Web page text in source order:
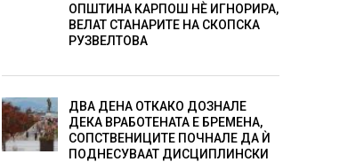
ОПШТИНА КАРПОШ НÈ ИГНОРИРА,
ВЕЛАТ СТАНАРИТЕ НА СКОПСКА
РУЗВЕЛТОВА
ДВА ДЕНА ОТКАКО ДОЗНАЛЕ
ДЕКА ВРАБОТЕНАТА Е БРЕМЕНА,
СОПСТВЕНИЦИТЕ ПОЧНАЛЕ ДА Ѝ
ПОДНЕСУВААТ ДИСЦИПЛИНСКИ